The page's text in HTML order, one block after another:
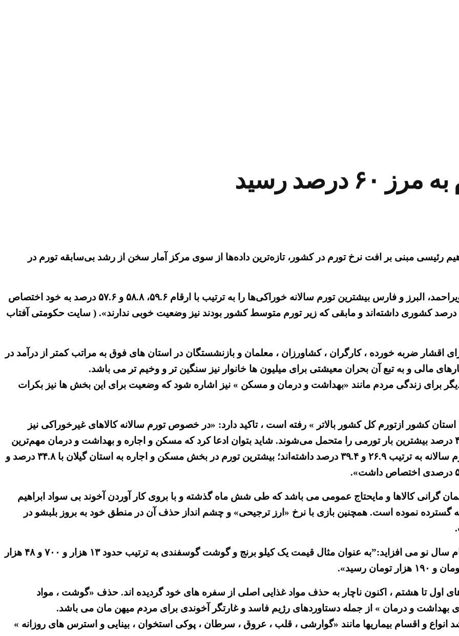
رسید
رئیسی مبنی بر افت نرخ تورم در کشور، تازه‌ترین داده‌ها از سوی مرکز آمار سخن از رشد بی‌سابقه تورم در
دراین رابطه اعتراف شده است: «استان‌های کهگیلویه و بویراحمد، البرز و فارس بیشترین تورم سالانه خوراکی‌ها را به ترتیب با ارقام ۵۹.۶، ۵۸.۸ و ۵۷.۶ درصد به خود اختصاص
دادند. به صورت کلی ۱۳ استان تورم خوراکی بالاتر از ۵۴.۲ درصد کشوری داشته‌اند و مابقی که زیر تورم متوسط کشور بودند نیز وضعیت خوبی ندارند». ( سایت حکومتی آفتاب
ضربه خورده ، کارگران ، کشاورزان ، معلمان و بازنشستگان در استان های فوق به مراتب کمتر از درآمد در
مالی و به تبع آن بحران معیشتی برای میلیون ها خانوار نیز سنگین تر و وخیم تر می باشد.
برای زندگی مردم مانند «بهداشت و درمان و مسکن » نیز اشاره شود که وضعیت برای این بخش ها نیز بکرات
برای نمونه این گزارش با اعتراف به اینکه «نرخ تورم در ۲۴ استان کشور ازتورم کل کشور بالاتر » رفته است ، تاکید دارد: «در خصوص تورم سالانه کالا‌های غیرخوراکی نیز
استان‌های ایلام با ۴۳.۹ درصد و کهگیلویه و بویراحمد با ۴۲.۳ درصد بیشترین بار تورمی را متحمل می‌شوند. شاید بتوان ادعا کرد که مسکن و اجاره و بهداشت و درمان مهم‌ترین
زیرگروه‌های کالا‌های غیرخوراکی است که در بهمن ماه تورم سالانه به ترتیب ۲۶.۹ و ۳۹.۴ درصد داشته‌اند؛ بیشترین تورم در بخش مسکن و اجاره به استان گیلان با ۳۴.۸ درصد و
گرانی کالاها و مایحتاج عمومی می باشد که طی شش ماه گذشته و با بروی کار آوردن آخوند بی سواد ابراهیم
گسترده نموده است. همچنین بازی با نرخ «ارز ترجیحی» و چشم انداز حذف آن در منطق خود به بروز بلبشو در
مرکز آمار رژیم با اذعان به گرانی سرسام آور ، بویژه در ایام سال نو می افزاید:”به عنوان مثال قیمت یک کیلو برنج و گوشت گوسفندی به ترتیب حدود ۱۳ هزار و ۷۰۰ و ۴۸ هزار
اول تا هشتم ، اکنون ناچار به حذف مواد غذایی اصلی از سفره های خود گردیده اند. حذف «گوشت ، مواد
بهداشت و درمان » از جمله دستاوردهای رژیم فاسد و غارتگر آخوندی برای مردم میهن مان می باشد.
انواع و اقسام بیماریها مانند «گوارشی ، قلب ، عروق ، سرطان ، پوکی استخوان ، بینایی و استرس های روزانه »